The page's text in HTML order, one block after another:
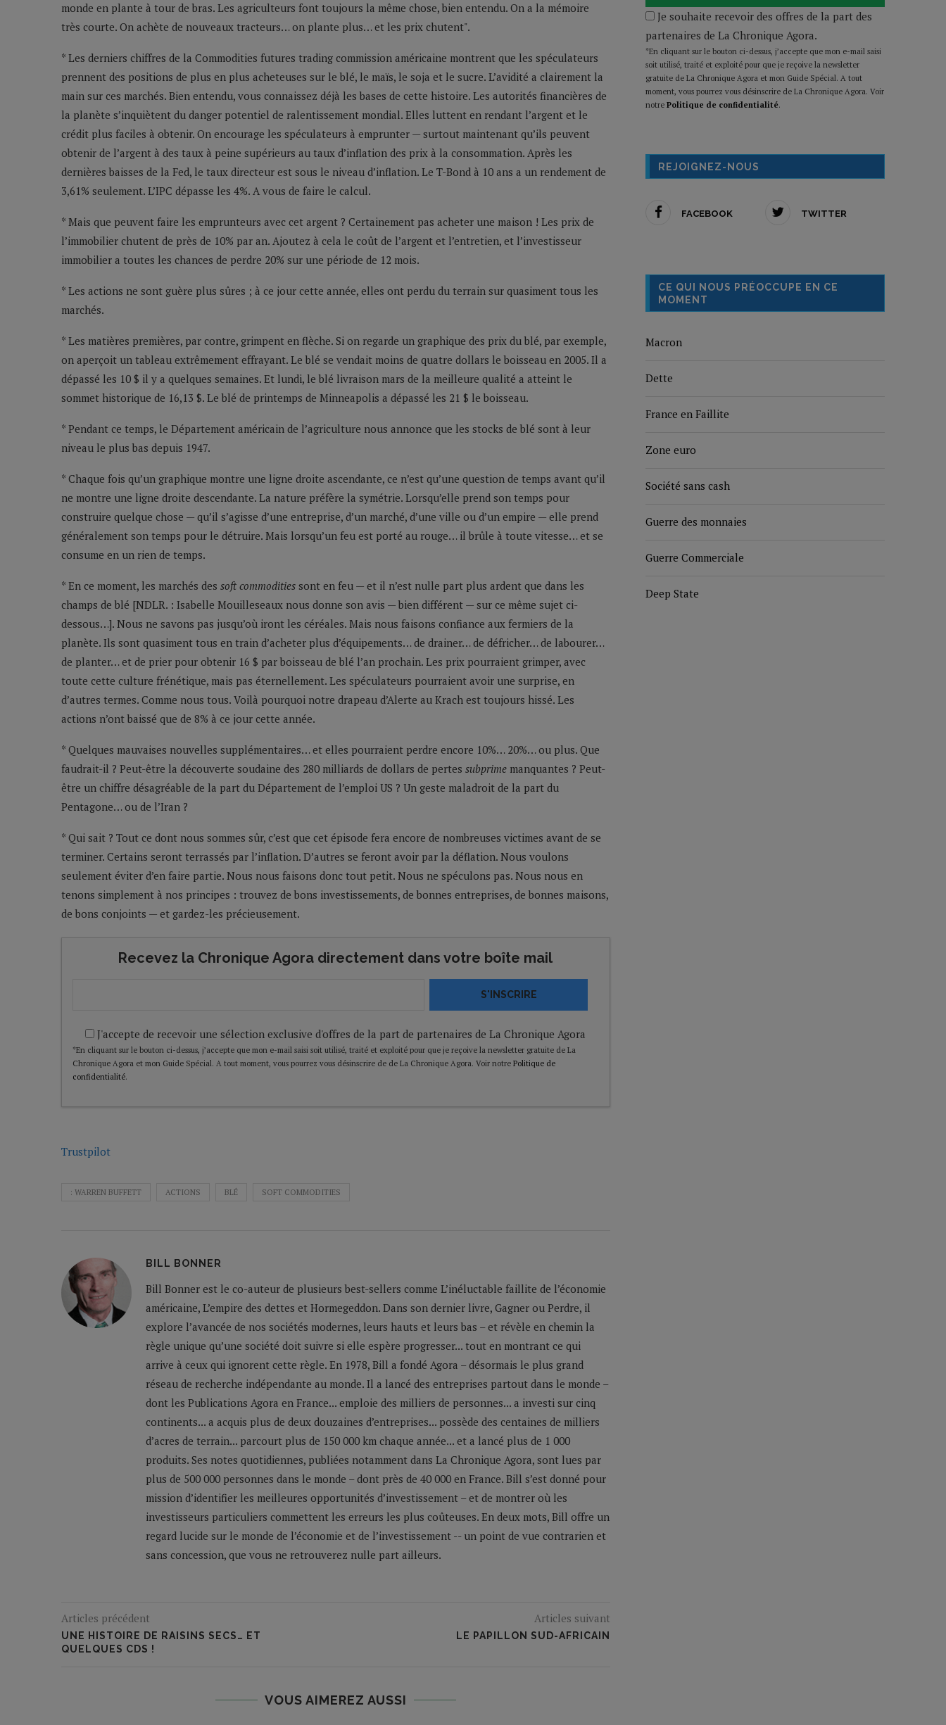
monde en plante à tour de bras. Les agriculteurs font toujours la même chose, bien entendu. On a la mémoire
très courte. On achète de nouveaux tracteurs… on plante plus… et les prix chutent".
* Les derniers chiffres de la Commodities futures trading commission américaine montrent que les spéculateurs
prennent des positions de plus en plus acheteuses sur le blé, le maïs, le soja et le sucre. L’avidité a clairement la
main sur ces marchés. Bien entendu, vous connaissez déjà les bases de cette histoire. Les autorités financières de
la planète s’inquiètent du danger potentiel de ralentissement mondial. Elles luttent en rendant l’argent et le
crédit plus faciles à obtenir. On encourage les spéculateurs à emprunter — surtout maintenant qu’ils peuvent
obtenir de l’argent à des taux à peine supérieurs au taux d’inflation des prix à la consommation. Après les
dernières baisses de la Fed, le taux directeur est sous le niveau d’inflation. Le T-Bond à 10 ans a un rendement de
3,61% seulement. L’IPC dépasse les 4%. A vous de faire le calcul.
* Mais que peuvent faire les emprunteurs avec cet argent ? Certainement pas acheter une maison ! Les prix de
l’immobilier chutent de près de 10% par an. Ajoutez à cela le coût de l’argent et l’entretien, et l’investisseur
immobilier a toutes les chances de perdre 20% sur une période de 12 mois.
* Les actions ne sont guère plus sûres ; à ce jour cette année, elles ont perdu du terrain sur quasiment tous les
marchés.
* Les matières premières, par contre, grimpent en flèche. Si on regarde un graphique des prix du blé, par exemple,
on aperçoit un tableau extrêmement effrayant. Le blé se vendait moins de quatre dollars le boisseau en 2005. Il a
dépassé les 10 $ il y a quelques semaines. Et lundi, le blé livraison mars de la meilleure qualité a atteint le
sommet historique de 16,13 $. Le blé de printemps de Minneapolis a dépassé les 21 $ le boisseau.
* Pendant ce temps, le Département américain de l’agriculture nous annonce que les stocks de blé sont à leur
niveau le plus bas depuis 1947.
* Chaque fois qu’un graphique montre une ligne droite ascendante, ce n’est qu’une question de temps avant qu’il
ne montre une ligne droite descendante. La nature préfère la symétrie. Lorsqu’elle prend son temps pour
construire quelque chose — qu’il s’agisse d’une entreprise, d’un marché, d’une ville ou d’un empire — elle prend
généralement son temps pour le détruire. Mais lorsqu’un feu est porté au rouge… il brûle à toute vitesse… et se
consume en un rien de temps.
* En ce moment, les marchés des soft commodities sont en feu — et il n’est nulle part plus ardent que dans les
champs de blé [NDLR. : Isabelle Mouilleseaux nous donne son avis — bien différent — sur ce même sujet ci-
dessous…]. Nous ne savons pas jusqu’où iront les céréales. Mais nous faisons confiance aux fermiers de la
planète. Ils sont quasiment tous en train d’acheter plus d’équipements… de drainer… de défricher… de labourer…
de planter… et de prier pour obtenir 16 $ par boisseau de blé l’an prochain. Les prix pourraient grimper, avec
toute cette culture frénétique, mais pas éternellement. Les spéculateurs pourraient avoir une surprise, en
d’autres termes. Comme nous tous. Voilà pourquoi notre drapeau d’Alerte au Krach est toujours hissé. Les
actions n’ont baissé que de 8% à ce jour cette année.
* Quelques mauvaises nouvelles supplémentaires… et elles pourraient perdre encore 10%… 20%… ou plus. Que
faudrait-il ? Peut-être la découverte soudaine des 280 milliards de dollars de pertes subprime manquantes ? Peut-
être un chiffre désagréable de la part du Département de l’emploi US ? Un geste maladroit de la part du
Pentagone… ou de l’Iran ?
* Qui sait ? Tout ce dont nous sommes sûr, c’est que cet épisode fera encore de nombreuses victimes avant de se
terminer. Certains seront terrassés par l’inflation. D’autres se feront avoir par la déflation. Nous voulons
seulement éviter d’en faire partie. Nous nous faisons donc tout petit. Nous ne spéculons pas. Nous nous en
tenons simplement à nos principes : trouvez de bons investissements, de bonnes entreprises, de bonnes maisons,
de bons conjoints — et gardez-les précieusement.
Recevez la Chronique Agora directement dans votre boîte mail
S'INSCRIRE
J'accepte de recevoir une sélection exclusive d'offres de la part de partenaires de La Chronique Agora
*En cliquant sur le bouton ci-dessus, j’accepte que mon e-mail saisi soit utilisé, traité et exploité pour que je reçoive la newsletter gratuite de La
Chronique Agora et mon Guide Spécial. A tout moment, vous pourrez vous désinscrire de de La Chronique Agora. Voir notre Politique de
confidentialité.
Trustpilot
: WARREN BUFFETT ACTIONS BLÉ SOFT COMMODITIES
BILL BONNER
Bill Bonner est le co-auteur de plusieurs best-sellers comme L’inéluctable faillite de l’économie
américaine, L’empire des dettes et Hormegeddon. Dans son dernier livre, Gagner ou Perdre, il
explore l’avancée de nos sociétés modernes, leurs hauts et leurs bas – et révèle en chemin la
règle unique qu’une société doit suivre si elle espère progresser... tout en montrant ce qui
arrive à ceux qui ignorent cette règle. En 1978, Bill a fondé Agora – désormais le plus grand
réseau de recherche indépendante au monde. Il a lancé des entreprises partout dans le monde –
dont les Publications Agora en France... emploie des milliers de personnes... a investi sur cinq
continents... a acquis plus de deux douzaines d’entreprises... possède des centaines de milliers
d’acres de terrain... parcourt plus de 150 000 km chaque année... et a lancé plus de 1 000
produits. Ses notes quotidiennes, publiées notamment dans La Chronique Agora, sont lues par
plus de 500 000 personnes dans le monde – dont près de 40 000 en France. Bill s’est donné pour
mission d’identifier les meilleures opportunités d’investissement – et de montrer où les
investisseurs particuliers commettent les erreurs les plus coûteuses. En deux mots, Bill offre un
regard lucide sur le monde de l’économie et de l’investissement -- un point de vue contrarien et
sans concession, que vous ne retrouverez nulle part ailleurs.
Articles précédent
UNE HISTOIRE DE RAISINS SECS… ET
QUELQUES CDS !
Articles suivant
LE PAPILLON SUD-AFRICAIN
VOUS AIMEREZ AUSSI
Je souhaite recevoir des offres de la part des
partenaires de La Chronique Agora.
*En cliquant sur le bouton ci-dessus, j’accepte que mon e-mail saisi
soit utilisé, traité et exploité pour que je reçoive la newsletter
gratuite de La Chronique Agora et mon Guide Spécial. A tout
moment, vous pourrez vous désinscrire de La Chronique Agora. Voir
notre Politique de confidentialité.
REJOIGNEZ-NOUS
FACEBOOK TWITTER
CE QUI NOUS PRÉOCCUPE EN CE
MOMENT
Macron
Dette
France en Faillite
Zone euro
Société sans cash
Guerre des monnaies
Guerre Commerciale
Deep State